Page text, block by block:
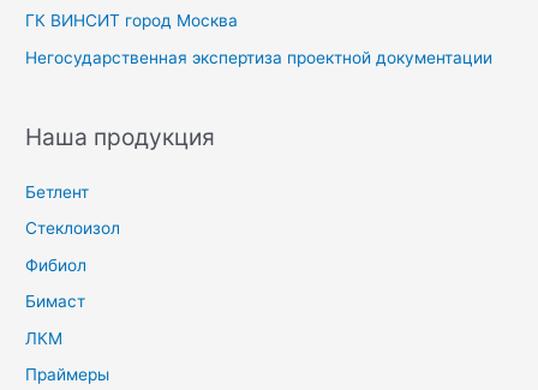
ГК ВИНСИТ город Москва
Негосударственная экспертиза проектной документации
Наша продукция
Бетлент
Стеклоизол
Фибиол
Бимаст
ЛКМ
Праймеры